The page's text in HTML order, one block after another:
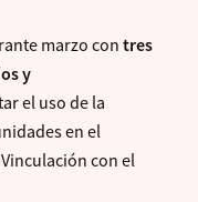
marzo con tres
y
el uso de la
en el
con el